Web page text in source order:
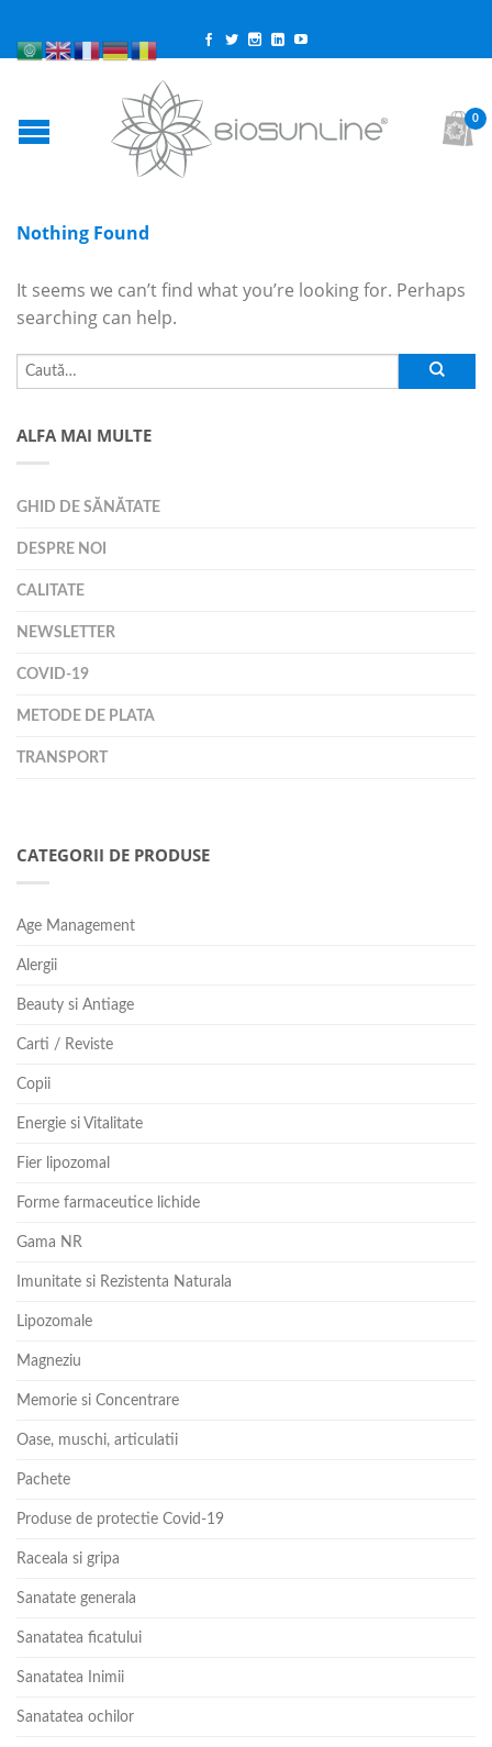
0
Nothing Found
It seems we can’t find what you’re looking for. Perhaps
searching can help.
ALFA MAI MULTE
GHID DE SĂNĂTATE
DESPRE NOI
CALITATE
NEWSLETTER
COVID-19
METODE DE PLATA
TRANSPORT
CATEGORII DE PRODUSE
Age Management
Alergii
Beauty si Antiage
Carti / Reviste
Copii
Energie si Vitalitate
Fier lipozomal
Forme farmaceutice lichide
Gama NR
Imunitate si Rezistenta Naturala
Lipozomale
Magneziu
Memorie si Concentrare
Oase, muschi, articulatii
Pachete
Produse de protectie Covid-19
Raceala si gripa
Sanatate generala
Sanatatea ficatului
Sanatatea Inimii
Sanatatea ochilor